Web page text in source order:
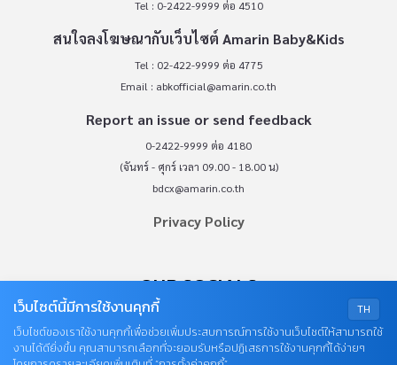
Tel : 0-2422-9999 ต่อ 4510
สนใจลงโฆษณากับเว็บไซต์ Amarin Baby&Kids
Tel : 02-422-9999 ต่อ 4775
Email : abkofficial@amarin.co.th
Report an issue or send feedback
0-2422-9999 ต่อ 4180
(จันทร์ - ศุกร์ เวลา 09.00 - 18.00 น)
bdcx@amarin.co.th
Privacy Policy
OUR SOCIALS
TH
เว็บไซต์นี้มีการใช้งานคุกกี้
เว็บไซต์ของเราใช้งานคุกกี้เพื่อช่วยเพิ่มประสบการณ์การใช้งานเว็บไซต์ให้สามารถใช้
งานได้ดียิ่งขึ้น คุณสามารถเลือกที่จะยอมรับหรือปฏิเสธการใช้งานคุกกี้ได้ง่ายๆ